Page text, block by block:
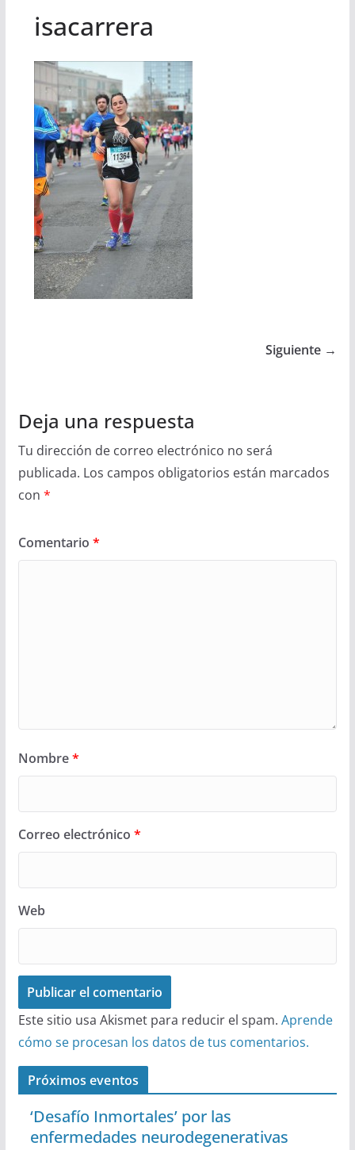
isacarrera
Siguiente →
Deja una respuesta
Tu dirección de correo electrónico no será
publicada. Los campos obligatorios están marcados
con *
Comentario *
Nombre*
Correo electrónico *
Web
Este sitio usa Akismet para reducir el spam. Aprende
cómo se procesan los datos de tus comentarios.
Próximos eventos
‘Desafío Inmortales’ por las
enfermedades neurodegenerativas